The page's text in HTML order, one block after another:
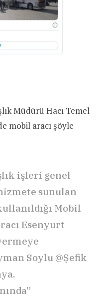
Müdürü Hacı Temel
mobil aracı şöyle
işleri genel
sunulan
Mobil
Esenyurt
Soylu @Şefik